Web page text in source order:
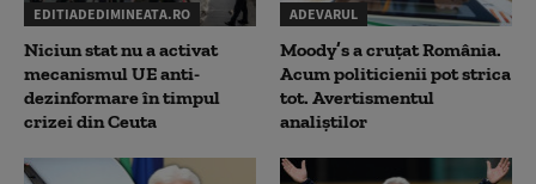
EDITIADEDIMINEATA.RO
Niciun stat nu a activat
mecanismul UE anti-
dezinformare în timpul
crizei din Ceuta
ADEVARUL
Moody’s a cruțat România.
Acum politicienii pot strica
tot. Avertismentul
analiștilor